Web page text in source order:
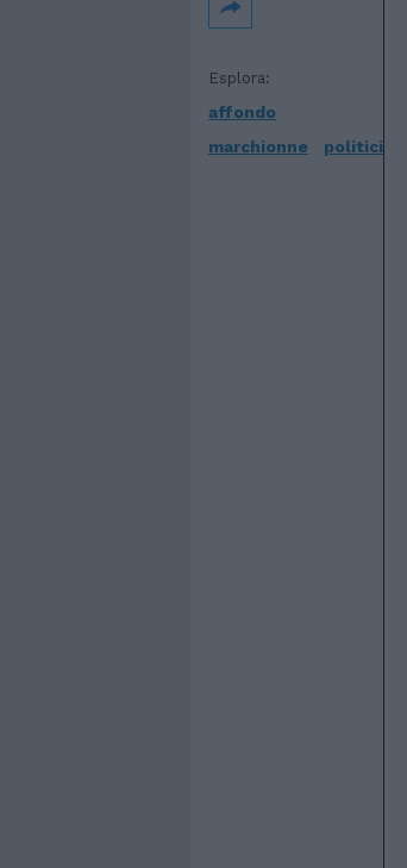
Esplora:
affondo
marchionne
politici